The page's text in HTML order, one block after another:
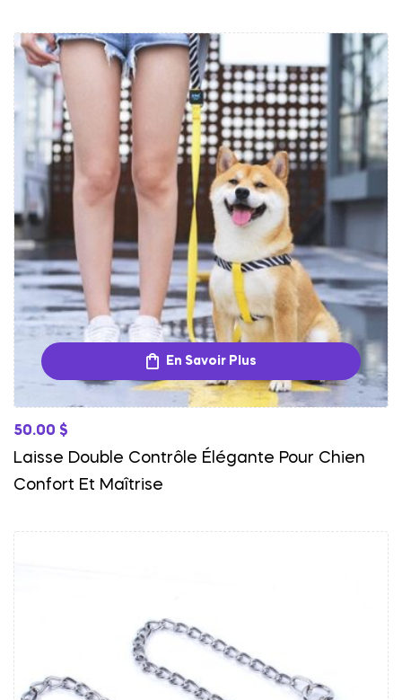
En Savoir Plus
50.00 $
Laisse Double Contrôle Élégante Pour Chien
Confort Et Maîtrise